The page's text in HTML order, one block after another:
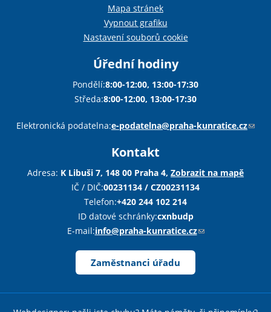
Mapa stránek
Vypnout grafiku
Nastavení souborů cookie
Úřední hodiny
Pondělí:8:00-12:00, 13:00-17:30
Středa:8:00-12:00, 13:00-17:30
Elektronická podatelna:e-podatelna@praha-kunratice.cz(
Kontakt
Adresa: K Libuši 7, 148 00 Praha 4, Zobrazit na mapě
IČ / DIČ:00231134 / CZ00231134
Telefon:+420 244 102 214
ID datové schránky:cxnbudp
E-mail:info@praha-kunratice.cz(
Zaměstnanci úřadu